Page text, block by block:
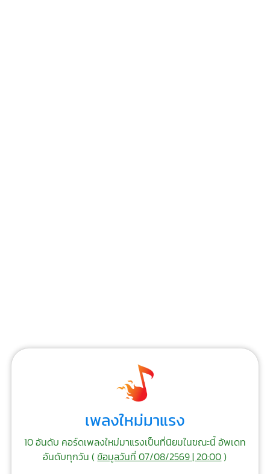
เพลงใหม่มาแรง
10 อันดับ คอร์ดเพลงใหม่มาแรงเป็นที่นิยมในขณะนี้ อัพเดท
อันดับทุกวัน (ข้อมูลวันที่ 07/08/2569 | 20:00)